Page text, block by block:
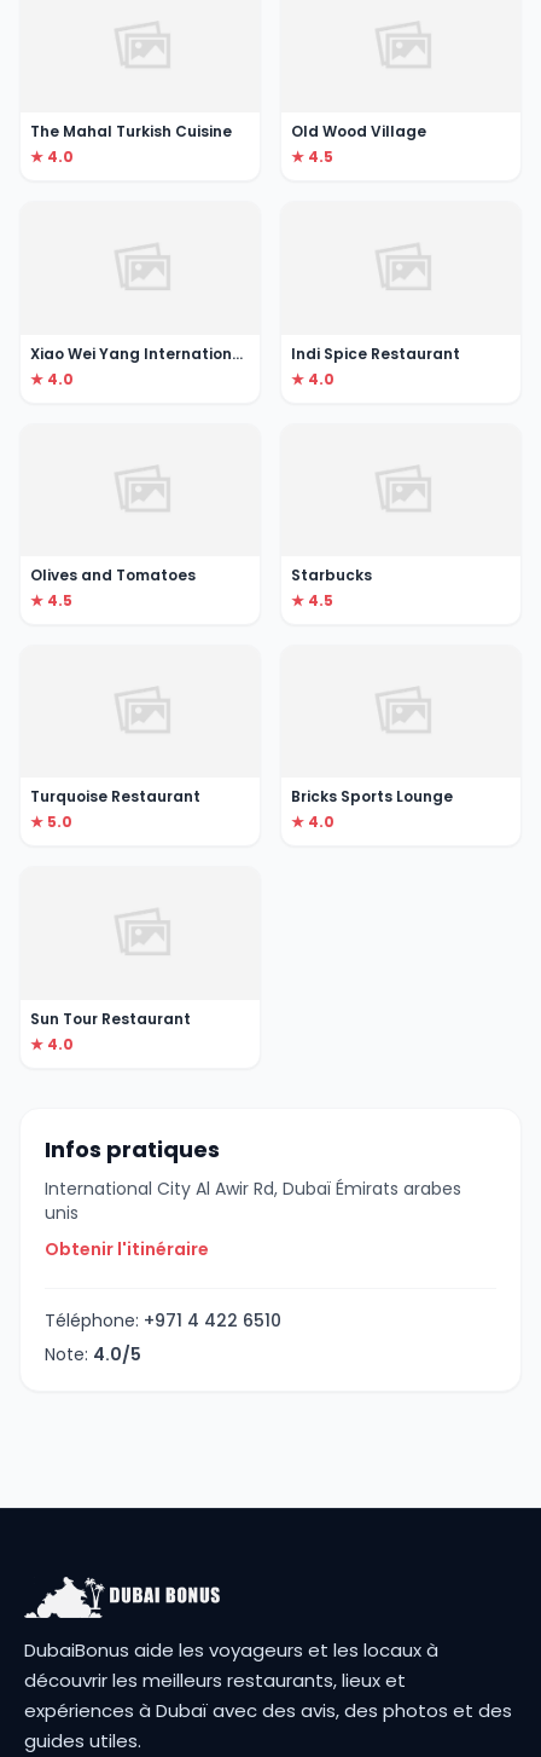
The Mahal Turkish Cuisine
★ 4.0
Old Wood Village
★ 4.5
Xiao Wei Yang International Restaurant ( Little Lamb )
★ 4.0
Indi Spice Restaurant
★ 4.0
Olives and Tomatoes
★ 4.5
Starbucks
★ 4.5
Turquoise Restaurant
★ 5.0
Bricks Sports Lounge
★ 4.0
Sun Tour Restaurant
★ 4.0
Infos pratiques
International City Al Awir Rd, Dubaï Émirats arabes
unis
Obtenir l'itinéraire
Téléphone: +971 4 422 6510
Note: 4.0/5
DubaiBonus aide les voyageurs et les locaux à
découvrir les meilleurs restaurants, lieux et
expériences à Dubaï avec des avis, des photos et des
guides utiles.